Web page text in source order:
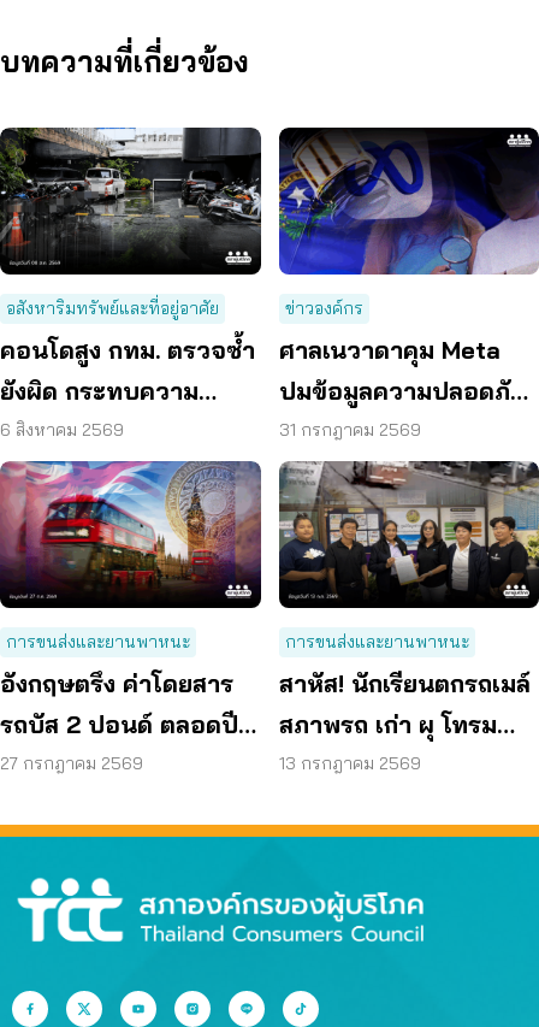
บทความที่เกี่ยวข้อง
อสังหาริมทรัพย์และที่อยู่อาศัย
คอนโดสูง กทม. ตรวจซ้ำ
ยังผิด กระทบความ
ปลอดภัย
6 สิงหาคม 2569
ข่าวองค์กร
ศาลเนวาดาคุม Meta
ปมข้อมูลความปลอดภัย
ต่อเด็กบนเมสเซนเจอร์
31 กรกฎาคม 2569
การขนส่งและยานพาหนะ
อังกฤษตรึง ค่าโดยสาร
รถบัส 2 ปอนด์ ตลอดปี
70 ลดค่าครองชีพ
27 กรกฎาคม 2569
การขนส่งและยานพาหนะ
สาหัส! นักเรียนตกรถเมล์
สภาพรถ เก่า ผุ โทรม
ถามหามาตรฐานรถ
13 กรกฎาคม 2569